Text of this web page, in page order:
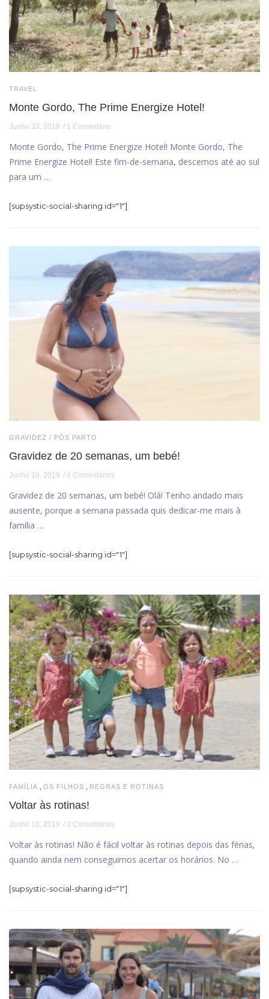
TRAVEL
Monte Gordo, The Prime Energize Hotel!
Junho 23, 2019 1 Comentário
Monte Gordo, The Prime Energize Hotel! Monte Gordo, The
Prime Energize Hotel! Este fim-de-semana, descemos até ao sul
para um …
[supsystic-social-sharing id="1"]
GRAVIDEZ / PÓS PARTO
Gravidez de 20 semanas, um bebé!
Junho 19, 2019 4 Comentários
Gravidez de 20 semanas, um bebé! Olá! Tenho andado mais
ausente, porque a semana passada quis dedicar-me mais à
família …
[supsystic-social-sharing id="1"]
FAMÍLIA OS FILHOS REGRAS E ROTINAS
Voltar às rotinas!
Junho 18, 2019 0 Comentários
Voltar às rotinas! Não é fácil voltar às rotinas depois das férias,
quando ainda nem conseguimos acertar os horários. No …
[supsystic-social-sharing id="1"]